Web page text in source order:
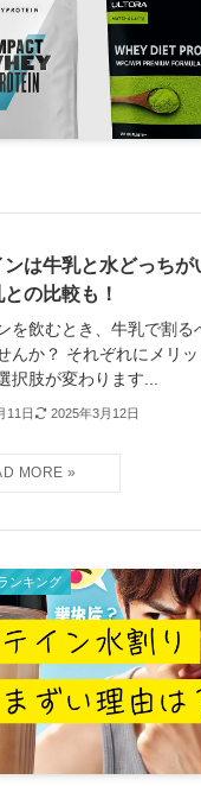
ンは牛乳と水どっち
の比較も！
を飲むとき、牛乳で割
んか？ それぞれにメリ
択肢が変わります...
11日 2025年3月12日
ンキング